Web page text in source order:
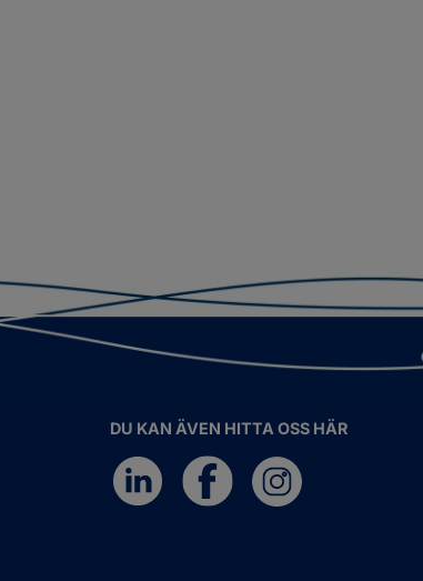
DU KAN ÄVEN HITTA OSS HÄR